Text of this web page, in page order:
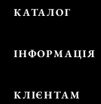
КАТАЛОГ
ІНФОРМАЦІЯ
КЛІЄНТАМ